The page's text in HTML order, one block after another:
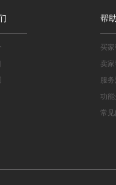
帮
买
卖
服
功
常